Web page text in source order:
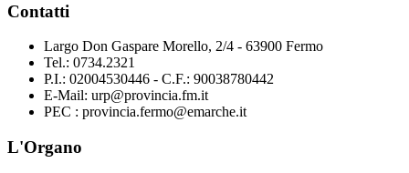
Contatti
Largo Don Gaspare Morello, 2/4 - 63900 Fermo
Tel.: 0734.2321
P.I.: 02004530446 - C.F.: 90038780442
E-Mail: urp@provincia.fm.it
PEC : provincia.fermo@emarche.it
L'Organo